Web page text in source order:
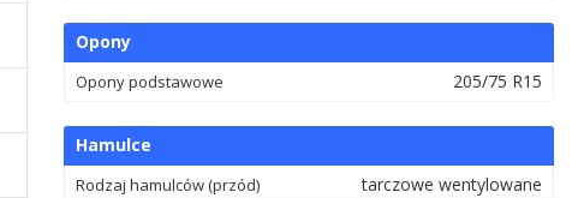
Opony
Opony podstawowe 205/75 R15
Hamulce
Rodzaj hamulców (przód) tarczowe wentylowane